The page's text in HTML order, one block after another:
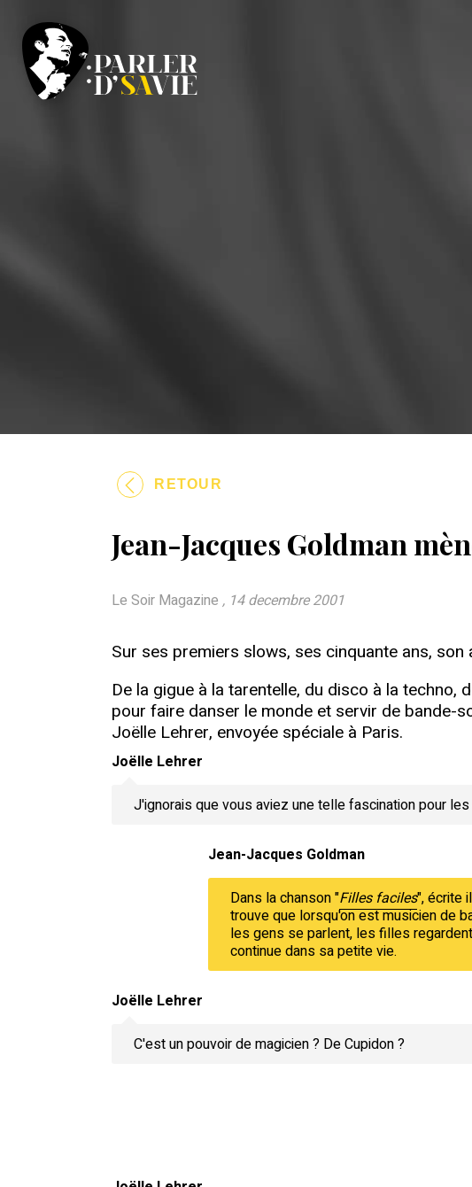
RETOUR
Jean-Jacques Goldman
Le Soir Magazine , 14 decembre 2001
Sur ses premiers slows, ses cinquante ans, son
De la gigue à la tarentelle, du disco à la
pour faire danser le monde et servir de bande-
Joëlle Lehrer, envoyée spéciale à Paris.
Joëlle Lehrer
J'ignorais que vous aviez une telle fascination pour
Jean-Jacques Goldman
Dans la chanson "Filles faciles", écrite
trouve que lorsqu'on est musicien de
les gens se parlent, les filles
continue dans sa petite vie.
Joëlle Lehrer
C'est un pouvoir de magicien ? De Cupidon ?